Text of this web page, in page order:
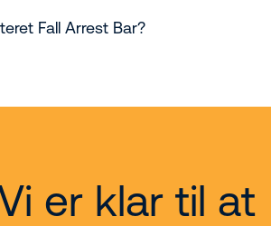
Fall Arrest Bar?
er klar til at